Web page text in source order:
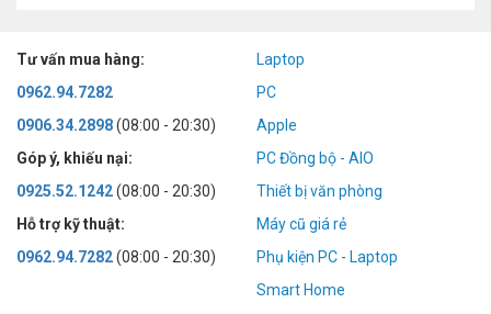
Tư vấn mua hàng:
0962.94.7282
0906.34.2898(08:00 - 20:30)
Góp ý, khiếu nại:
0925.52.1242(08:00 - 20:30)
Hỗ trợ kỹ thuật:
0962.94.7282(08:00 - 20:30)
Laptop
PC
Apple
PC Đồng bộ - AIO
Thiết bị văn phòng
Máy cũ giá rẻ
Phụ kiện PC - Laptop
Smart Home